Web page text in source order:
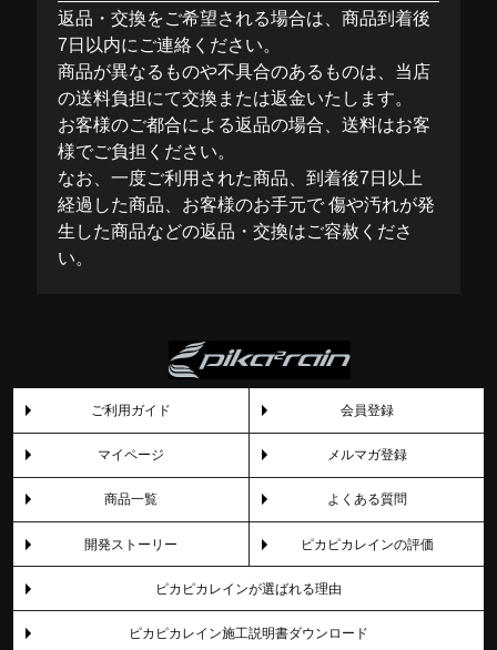
返品・交換をご希望される場合は、商品到着後
7日以内にご連絡ください。
商品が異なるものや不具合のあるものは、当店
の送料負担にて交換または返金いたします。
お客様のご都合による返品の場合、送料はお客
様でご負担ください。
なお、一度ご利用された商品、到着後7日以上
経過した商品、お客様のお手元で 傷や汚れが発
生した商品などの返品・交換はご容赦くださ
い。
ご利用ガイド 会員登録
マイページ メルマガ登録
商品一覧 よくある質問
開発ストーリー ピカピカレインの評価
ピカピカレインが選ばれる理由
ピカピカレイン施工説明書ダウンロード